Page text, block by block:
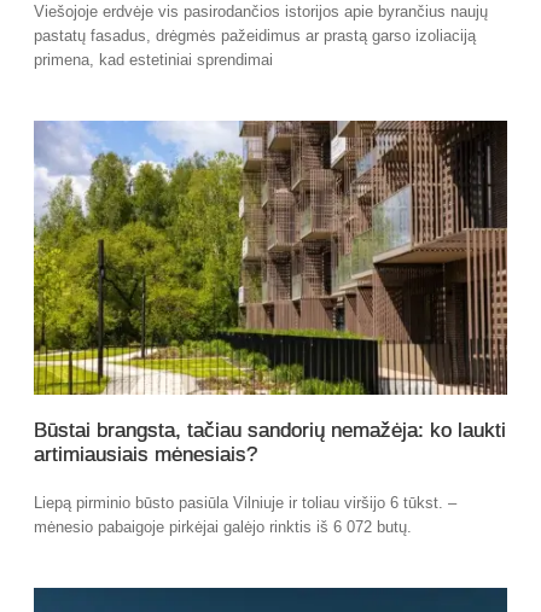
Viešojoje erdvėje vis pasirodančios istorijos apie byrančius naujų
pastatų fasadus, drėgmės pažeidimus ar prastą garso izoliaciją
primena, kad estetiniai sprendimai
Būstai brangsta, tačiau sandorių nemažėja: ko laukti
artimiausiais mėnesiais?
Liepą pirminio būsto pasiūla Vilniuje ir toliau viršijo 6 tūkst. –
mėnesio pabaigoje pirkėjai galėjo rinktis iš 6 072 butų.